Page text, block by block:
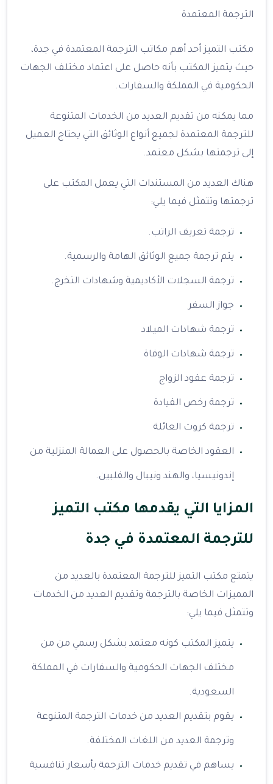
الترجمة المعتمدة
مكتب التميز أحد أهم مكاتب الترجمة المعتمدة في جدة،
حيث يتميز المكتب بأنه حاصل على اعتماد مختلف الجهات
الحكومية في المملكة والسفارات.
مما يمكنه من تقديم العديد من الخدمات المتنوعة
للترجمة المعتمدة لجميع أنواع الوثائق التي يحتاج العميل
إلى ترجمتها بشكل معتمد.
هناك العديد من المستندات التي يعمل المكتب على
ترجمتها وتتمثل فيما يلي:
ترجمة تعريف الراتب.
يتم ترجمة جميع الوثائق الهامة والرسمية.
ترجمة السجلات الأكاديمية وشهادات التخرج.
جواز السفر
ترجمة شهادات الميلاد
ترجمة شهادات الوفاة
ترجمة عقود الزواج
ترجمة رخص القيادة
ترجمة كروت العائلة
العقود الخاصة بالحصول على العمالة المنزلية من
إندونيسيا، والهند ونيبال والفلبين.
المزايا التي يقدمها مكتب التميز
للترجمة المعتمدة في جدة
يتمتع مكتب التميز للترجمة المعتمدة بالعديد من
المميزات الخاصة بالترجمة وتقديم العديد من الخدمات
وتتمثل فيما يلي:
يتميز المكتب كونه معتمد بشكل رسمي من من
مختلف الجهات الحكومية والسفارات في المملكة
السعودية.
يقوم بتقديم العديد من خدمات الترجمة المتنوعة
وترجمة العديد من اللغات المختلفة.
يساهم في تقديم خدمات الترجمة بأسعار تنافسية